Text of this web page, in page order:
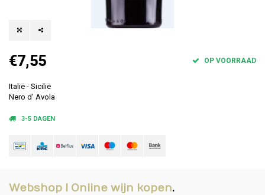
€7,55 OP VOORRAAD
Italië - Sicilië
Nero d' Avola
3-5 DAGEN
Webshop I Online wijn kopen.